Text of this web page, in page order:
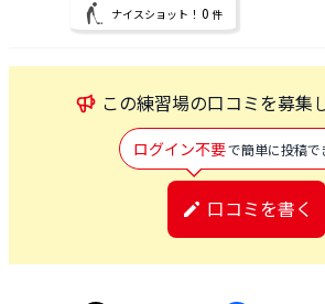
ナイスショット！ 0 件
この練習場の口コミを募集
ログイン不要で簡単に投稿で
口コミを書く